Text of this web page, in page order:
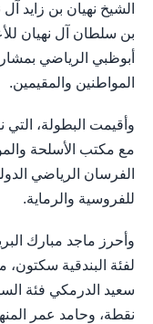
الشيخ نهيان بن زايد
بن سلطان آل نهيان
المواطنين والمقيمين.
وأقيمت البطولة،
الفرسان الرياضي
للفروسية والرماية.
وأحرز ماجد مبارك
نقطة، وحامد عمر